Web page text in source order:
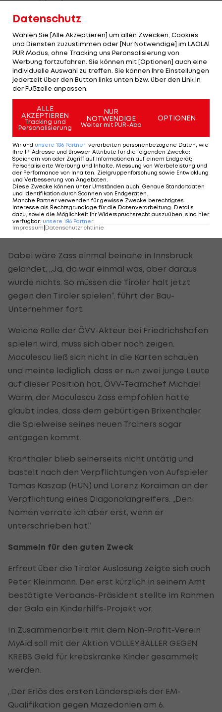
besten fünf Gruppen-Zweiten her. Gutes Los hin
oder her – ein schwieriges Unterfangen.
Ein Tiroler gegen Tirol
Obwohl sich Tirol und Friedrichshafen bereits in
einigen Freundschaftsspielen gegenüberstanden,
erwartet Moculescu dennoch die eine oder
andere Überraschung. „Beide Mannschaften
haben im Sommer einige Neue geholt. Da wird
man erst sehen müssen, wie sich das auswirkt.“
Im Falle Friedrichshafens gilt das auch für Thomas
Zass. Der österreichische Angreifer wechselte von
Paris Volley zu den Deutschen. „Eine Sensation“,
beschreibt Kronthaler den Transfer und verrät,
dass es einst einer seiner größten Wünsche war,
für den VfB zu spielen.
Dabei wäre Zass einmal beinahe in Innsbruck
gelandet. „Ja, da war einmal was, aber daraus
wurde nichts. So müssen die Tiroler halt jetzt
gegen den Tiroler spielen“, führt der Bau-
Unternehmer fort.
Welche Rolle der ÖVV-Akteur bei Friedrichshafen
spielen wird, muss sich aber noch zeigen.
Moculescu ließ sich nicht in die Karten schauen
und meinte lediglich, dass er nun zwei junge Leute
auf dieser Position hat. ÖVV-Teamchef Michael
Warm, der Moculescu Zass empfohlen hatte,
glaubt indes, dass dem gebürtigen Brixenthaler
die Spielweise seines neuen Trainers sogar
entgegen kommt.
Kronthaler blieb seinerseits nicht untätig und
bastelt nach den Verpflichtungen von Aufspieler
Tamas Kaszap (HUN) und Lorenz Koraiman an der
Verpflichtung eines Diagonalangreifers. „Den
Namen verrate ich aber erst, wenn er
unterschrieben hat.“
Sammeln für den guten Zweck
Erfreut über die Tiroler Auslosung zeigte sich auch
Peter Kleinmann. Der erst kürzlich in seinem Amt
bestätigte Verbands-Präsident stellte im Rahmen
der Gala ein Kinderhilfs-Projekt vor.
In Zusammenarbeit mit dem Non-Profit-Verein
MyAid soll mit der Aktion VOLLEYBALLER GEGEN
KREBS Geld für krebskranke Kinder gesammelt
werden.
„Der Erlös des ersten Länderspiels der EM-
Qualifikation gegen Mazedonien am 6.
Datenschutz
Wählen Sie [Alle Akzeptieren] um allen Zwecken, Cookies
und Diensten zuzustimmen oder [Nur Notwendige] im LAOLA1
PUR Modus, ohne Tracking uns Peronsalisierung von
Werbung fortzufahren. Sie können mit [Optionen] auch eine
individuelle Auswahl zu treffen. Sie können Ihre Einstellungen
jederzeit über den Button links unten bzw. über den Link in
der Fußzeile anpassen.
ALLE
AKZEPTIEREN
Tracking und
Personalisierung
NUR
NOTWENDIGE
Weiter mit PUR-Abo
OPTIONEN
Wir und unsere 186 Partner verarbeiten personenbezogene Daten, wie
Ihre IP-Adresse und Browser-Attribute für die folgenden Zwecke:
Speichern von oder Zugriff auf Informationen auf einem Endgerät;
Personalisierte Werbung und Inhalte, Messung von Werbeleistung und
der Performance von Inhalten, Zielgruppenforschung sowie Entwicklung
und Verbesserung von Angeboten.
Diese Zwecke können unter Umständen auch: Genaue Standortdaten
und Identifikation durch Scannen von Endgeräten.
Manche Partner verwenden für gewisse Zwecke berechtigtes
Interesse als Rechtsgrundlage für die Datenverarbeitung. Details
dazu, sowie die Möglichkeit Ihr Widerspruchsrecht auszuüben, sind hier
verfügbar: unsere 186 Partner
Impressum Datenschutzrichtlinie